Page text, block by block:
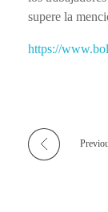
supere la
https://